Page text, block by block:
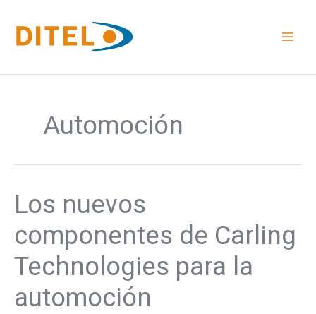
contenido
Automoción
Los nuevos
componentes de Carling
Technologies para la
automoción
Los
nuevos
de
Carling
Technologies
la